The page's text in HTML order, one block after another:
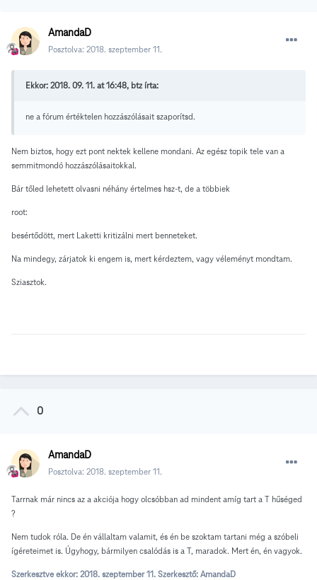
AmandaD
Posztolva: 2018. szeptember 11.
Ekkor: 2018. 09. 11. at 16:48, btz írta:
ne a fórum értéktelen hozzászólásait szaporítsd.
Nem biztos, hogy ezt pont nektek kellene mondani. Az egész topik tele van a
semmitmondó hozzászólásaitokkal.
Bár tőled lehetett olvasni néhány értelmes hsz-t, de a többiek
root:
besértődött, mert Laketti kritizálni mert benneteket.
Na mindegy, zárjatok ki engem is, mert kérdeztem, vagy véleményt mondtam.
Sziasztok.
0
AmandaD
Posztolva: 2018. szeptember 11.
Tarrnak már nincs az a akciója hogy olcsóbban ad mindent amíg tart a T hűséged
?
Nem tudok róla. De én vállaltam valamit, és én be szoktam tartani még a szóbeli
ígéreteimet is. Úgyhogy, bármilyen csalódás is a T, maradok. Mert én, én vagyok.
Szerkesztve ekkor: 2018. szeptember 11. Szerkesztő: AmandaD